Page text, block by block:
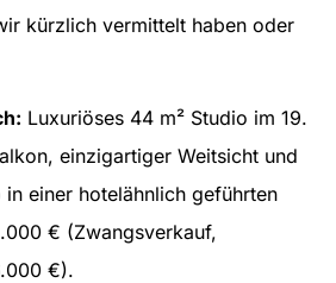
kürzlich vermittelt haben oder
Luxuriöses 44 m² Studio im 19.
einzigartiger Weitsicht und
in einer hotelähnlich geführten
€ (Zwangsverkauf,
€).